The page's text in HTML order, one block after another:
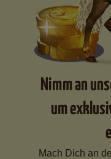
Nimm an
um
Mach Dich an